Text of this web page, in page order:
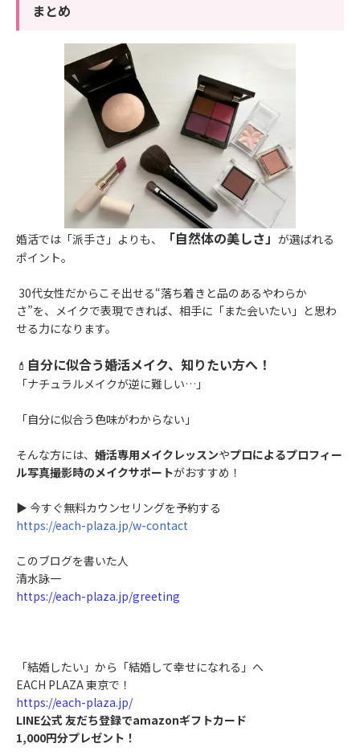
まとめ
婚活では「派手さ」よりも、 「自然体の美しさ」 が選ばれる
ポイント。
30代女性だからこそ出せる“落ち着きと品のあるやわらか
さ”を、メイクで表現できれば、相手に「また会いたい」と思わ
せる力になります。
💄 自分に似合う婚活メイク、知りたい方へ！
「ナチュラルメイクが逆に難しい…」
「自分に似合う色味がわからない」
そんな方には、 婚活専用メイクレッスンやプロによるプロフィー
ル写真撮影時のメイクサポートがおすすめ！
▶ 今すぐ無料カウンセリングを予約する
https://each-plaza.jp/w-contact
このブログを書いた人
清水詠一
https://each-plaza.jp/greeting
「結婚したい」から「結婚して幸せになれる」へ
EACH PLAZA 東京で！
https://each-plaza.jp/
LINE公式 友だち登録でamazonギフトカード
1,000円分プレゼント！